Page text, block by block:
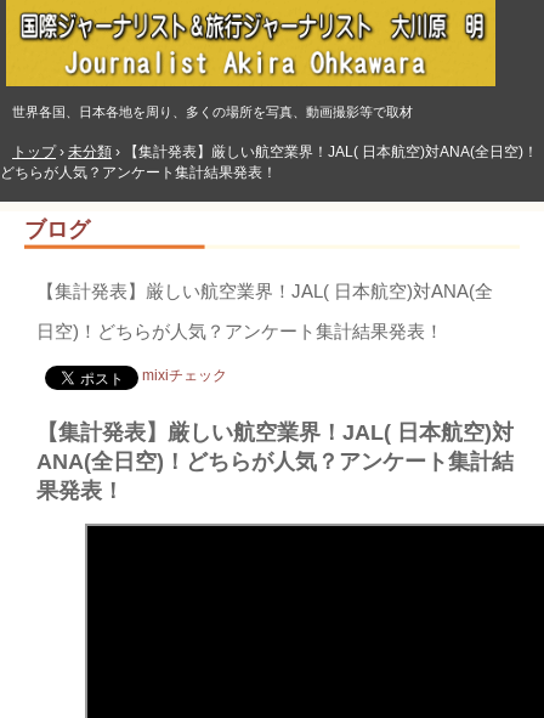
世界各国、日本各地を周り、多くの場所を写真、動画撮影等で取材
トップ› 未分類 ›
【集計発表】厳しい航空業界！JAL( 日本航空)対ANA(全日空)！
どちらが人気？アンケート集計結果発表！
ブログ
【集計発表】厳しい航空業界！JAL( 日本航空)対ANA(全
日空)！どちらが人気？アンケート集計結果発表！
mixiチェック
【集計発表】厳しい航空業界！JAL( 日本航空)対
ANA(全日空)！どちらが人気？アンケート集計結
果発表！